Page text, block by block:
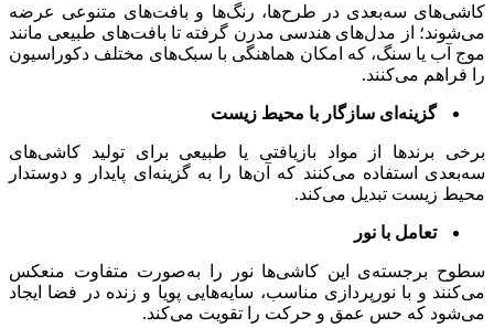
کاشی‌های سه‌بعدی در طرح‌ها، رنگ‌ها و بافت‌های متنوعی عرضه
می‌شوند؛ از مدل‌های هندسی مدرن گرفته تا بافت‌های طبیعی مانند
موج آب یا سنگ، که امکان هماهنگی با سبک‌های مختلف دکوراسیون
را فراهم می‌کنند.
گزینه‌ای سازگار با محیط زیست
برخی برندها از مواد بازیافتی یا طبیعی برای تولید کاشی‌های
سه‌بعدی استفاده می‌کنند که آن‌ها را به گزینه‌ای پایدار و دوستدار
محیط زیست تبدیل می‌کند.
تعامل با نور
سطوح برجسته‌ی این کاشی‌ها نور را به‌صورت متفاوت منعکس
می‌کنند و با نورپردازی مناسب، سایه‌هایی پویا و زنده در فضا ایجاد
می‌شود که حس عمق و حرکت را تقویت می‌کند.